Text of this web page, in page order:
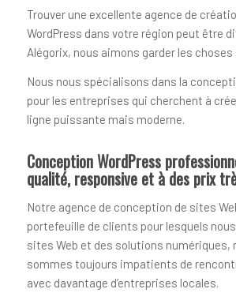
Trouver une excellente agence de
WordPress dans votre région peut être
Alégorix, nous aimons garder les
Nous nous spécialisons dans la
pour les entreprises qui cherchent à
ligne puissante mais moderne.
Conception WordPress
qualité, responsive et à des prix
Notre agence de conception de sites
portefeuille de clients pour lesquels
sites Web et des solutions numériques,
sommes toujours impatients de
avec davantage d’entreprises locales.